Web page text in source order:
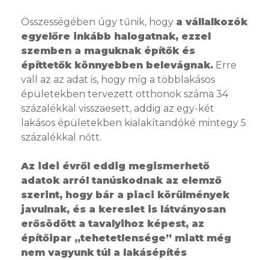
Összességében úgy tűnik, hogy a vállalkozók
egyelőre inkább halogatnak, ezzel
szemben a maguknak építők és
építtetők könnyebben belevágnak. Erre
vall az az adat is, hogy míg a többlakásos
épületekben tervezett otthonok száma 34
százalékkal visszaesett, addig az egy-két
lakásos épületekben kialakítandóké mintegy 5
százalékkal nőtt.
Az idei évről eddig megismerhető
adatok arról tanúskodnak az elemző
szerint, hogy bár a piaci körülmények
javulnak, és a kereslet is látványosan
erősödött a tavalyihoz képest, az
építőipar „tehetetlensége” miatt még
nem vagyunk túl a lakásépítés